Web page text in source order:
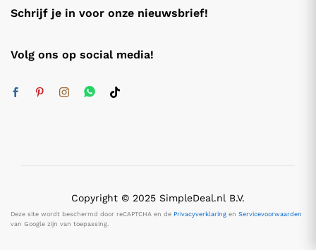
Schrijf je in voor onze nieuwsbrief!
Volg ons op social media!
Copyright © 2025 SimpleDeal.nl B.V.
Deze site wordt beschermd door reCAPTCHA en de Privacyverklaring en Servicevoorwaarden
van Google zijn van toepassing.